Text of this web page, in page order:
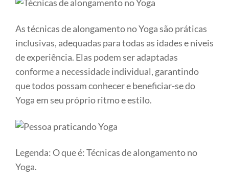
As técnicas de alongamento no Yoga são práticas
inclusivas, adequadas para todas as idades e níveis
de experiência. Elas podem ser adaptadas
conforme a necessidade individual, garantindo
que todos possam conhecer e beneficiar-se do
Yoga em seu próprio ritmo e estilo.
Legenda: O que é: Técnicas de alongamento no
Yoga.